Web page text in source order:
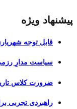
پیشنهاد ویژه
قابل توجه
سیاست مدارِ
ضرورت کلاس
راهبردی تجربی